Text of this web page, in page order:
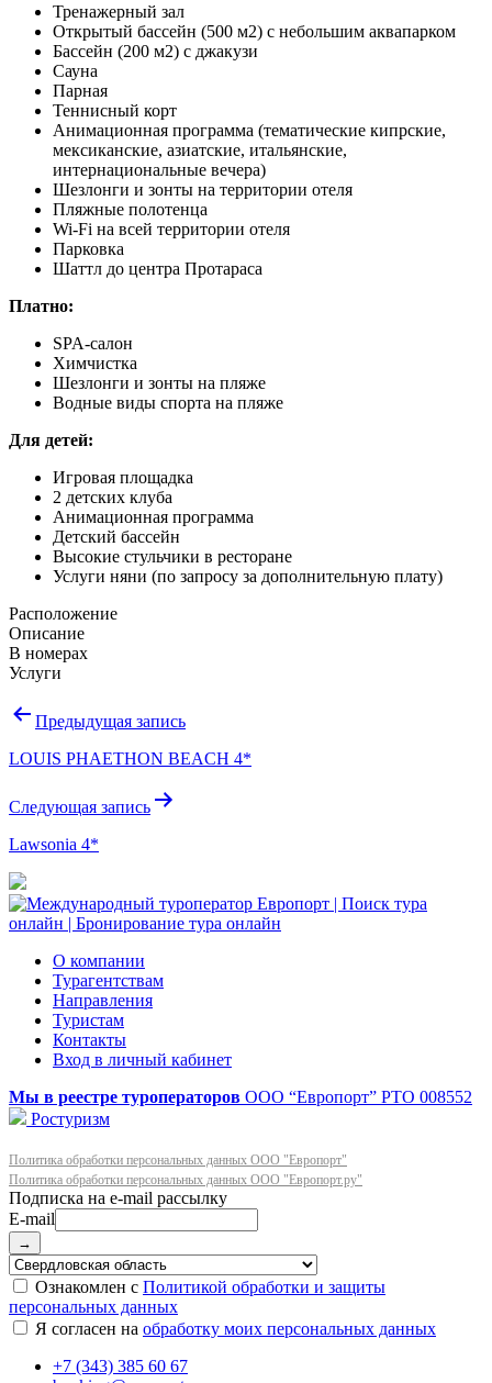
Тренажерный зал
Открытый бассейн (500 м2) с небольшим аквапарком
Бассейн (200 м2) с джакузи
Сауна
Парная
Теннисный корт
Анимационная программа (тематические кипрские,
мексиканские, азиатские, итальянские,
интернациональные вечера)
Шезлонги и зонты на территории отеля
Пляжные полотенца
Wi-Fi на всей территории отеля
Парковка
Шаттл до центра Протараса
Платно:
SPA-салон
Химчистка
Шезлонги и зонты на пляже
Водные виды спорта на пляже
Для детей:
Игровая площадка
2 детских клуба
Анимационная программа
Детский бассейн
Высокие стульчики в ресторане
Услуги няни (по запросу за дополнительную плату)
Расположение
Описание
В номерах
Услуги
Навигация
записям
Предыдущая запись
LOUIS PHAETHON BEACH 4*
Следующая запись
Lawsonia 4*
О компании
Турагентствам
Направления
Туристам
Контакты
Вход в личный кабинет
Мы в реестре туроператоров ООО “Европорт” РТО 008552
Ростуризм
Политика обработки персональных данных ООО "Европорт"
Политика обработки персональных данных ООО "Европорт.ру"
E-mail
→
Ознакомлен с Политикой обработки и защиты
персональных данных
Я согласен на обработку моих персональных данных
+7 (343) 385 60 67